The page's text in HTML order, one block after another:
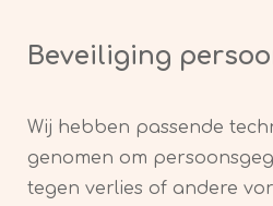
Beveiliging
Wij hebben passende
genomen om
tegen verlies of andere